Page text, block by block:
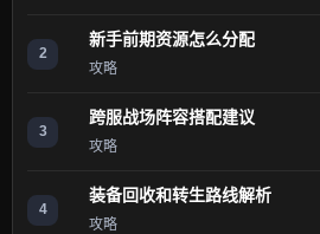
2
新手前期资源怎么分配
攻略
3
跨服战场阵容搭配建议
攻略
4
装备回收和转生路线解析
攻略